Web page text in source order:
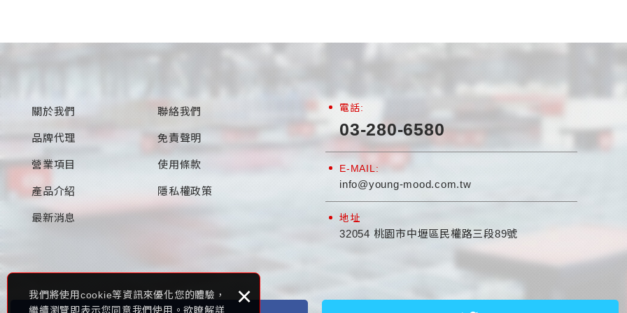
我們將使用cookie等資訊來優化您的體驗，
繼續瀏覽即表示您同意我們使用。欲瞭解詳
×
關於我們
品牌代理
營業項目
產品介紹
最新消息
聯絡我們
免責聲明
使用條款
隱私權政策
電話:
03-280-6580
E-MAIL:
info@young-mood.com.tw
地址
32054 桃園市中壢區民權路三段89號